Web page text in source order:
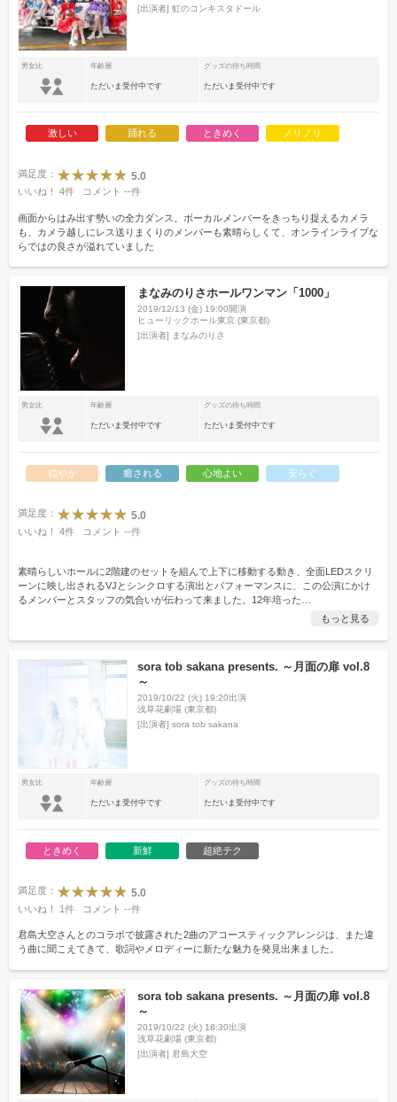
[出演者]虹のコンキスタドール
男女比 年齢層 グッズの待ち時間
ただいま受付中です ただいま受付中です
激しい 踊れる ときめく ノリノリ
満足度： 5.0
いいね！ 4件 コメント --件
画面からはみ出す勢いの全力ダンス。ボーカルメンバーをきっちり捉えるカメラ
も、カメラ越しにレス送りまくりのメンバーも素晴らしくて、オンラインライブな
らではの良さが溢れていました
まなみのりさホールワンマン「1000」
2019/12/13 (金) 19:00開演
ヒューリックホール東京 (東京都)
[出演者] まなみのりさ
男女比 年齢層 グッズの待ち時間
ただいま受付中です ただいま受付中です
穏やか 癒される 心地よい 安らぐ
満足度： 5.0
いいね！ 4件 コメント --件
素晴らしいホールに2階建のセットを組んで上下に移動する動き、全面LEDスクリ
ーンに映し出されるVJとシンクロする演出とパフォーマンスに、この公演にかけ
るメンバーとスタッフの気合いが伝わって来ました。12年培った
もっと見る
sora tob sakana presents. ～月面の扉 vol.8
～
2019/10/22 (火) 19:20出演
浅草花劇場 (東京都)
[出演者]sora tob sakana
男女比 年齢層 グッズの待ち時間
ただいま受付中です ただいま受付中です
ときめく 新鮮 超絶テク
満足度： 5.0
いいね！ 1件 コメント --件
君島大空さんとのコラボで披露された2曲のアコースティックアレンジは、また違
う曲に聞こえてきて、歌詞やメロディーに新たな魅力を発見出来ました。
sora tob sakana presents. ～月面の扉 vol.8
～
2019/10/22 (火) 18:30出演
浅草花劇場 (東京都)
[出演者]君島大空